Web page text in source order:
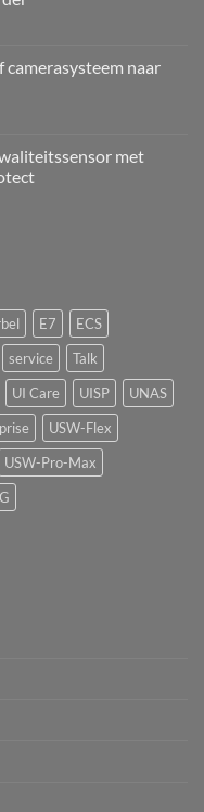
camerasysteem naar
met
E7
ECS
service
Talk
UI Care UISP
UNAS
USW-Flex
USW-Pro-Max